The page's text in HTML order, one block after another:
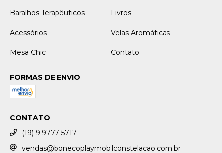
Baralhos Terapêuticos Livros
Acessórios Velas Aromáticas
Mesa Chic Contato
FORMAS DE ENVIO
CONTATO
(19) 9.9777-5717
vendas@bonecoplaymobilconstelacao.com.br